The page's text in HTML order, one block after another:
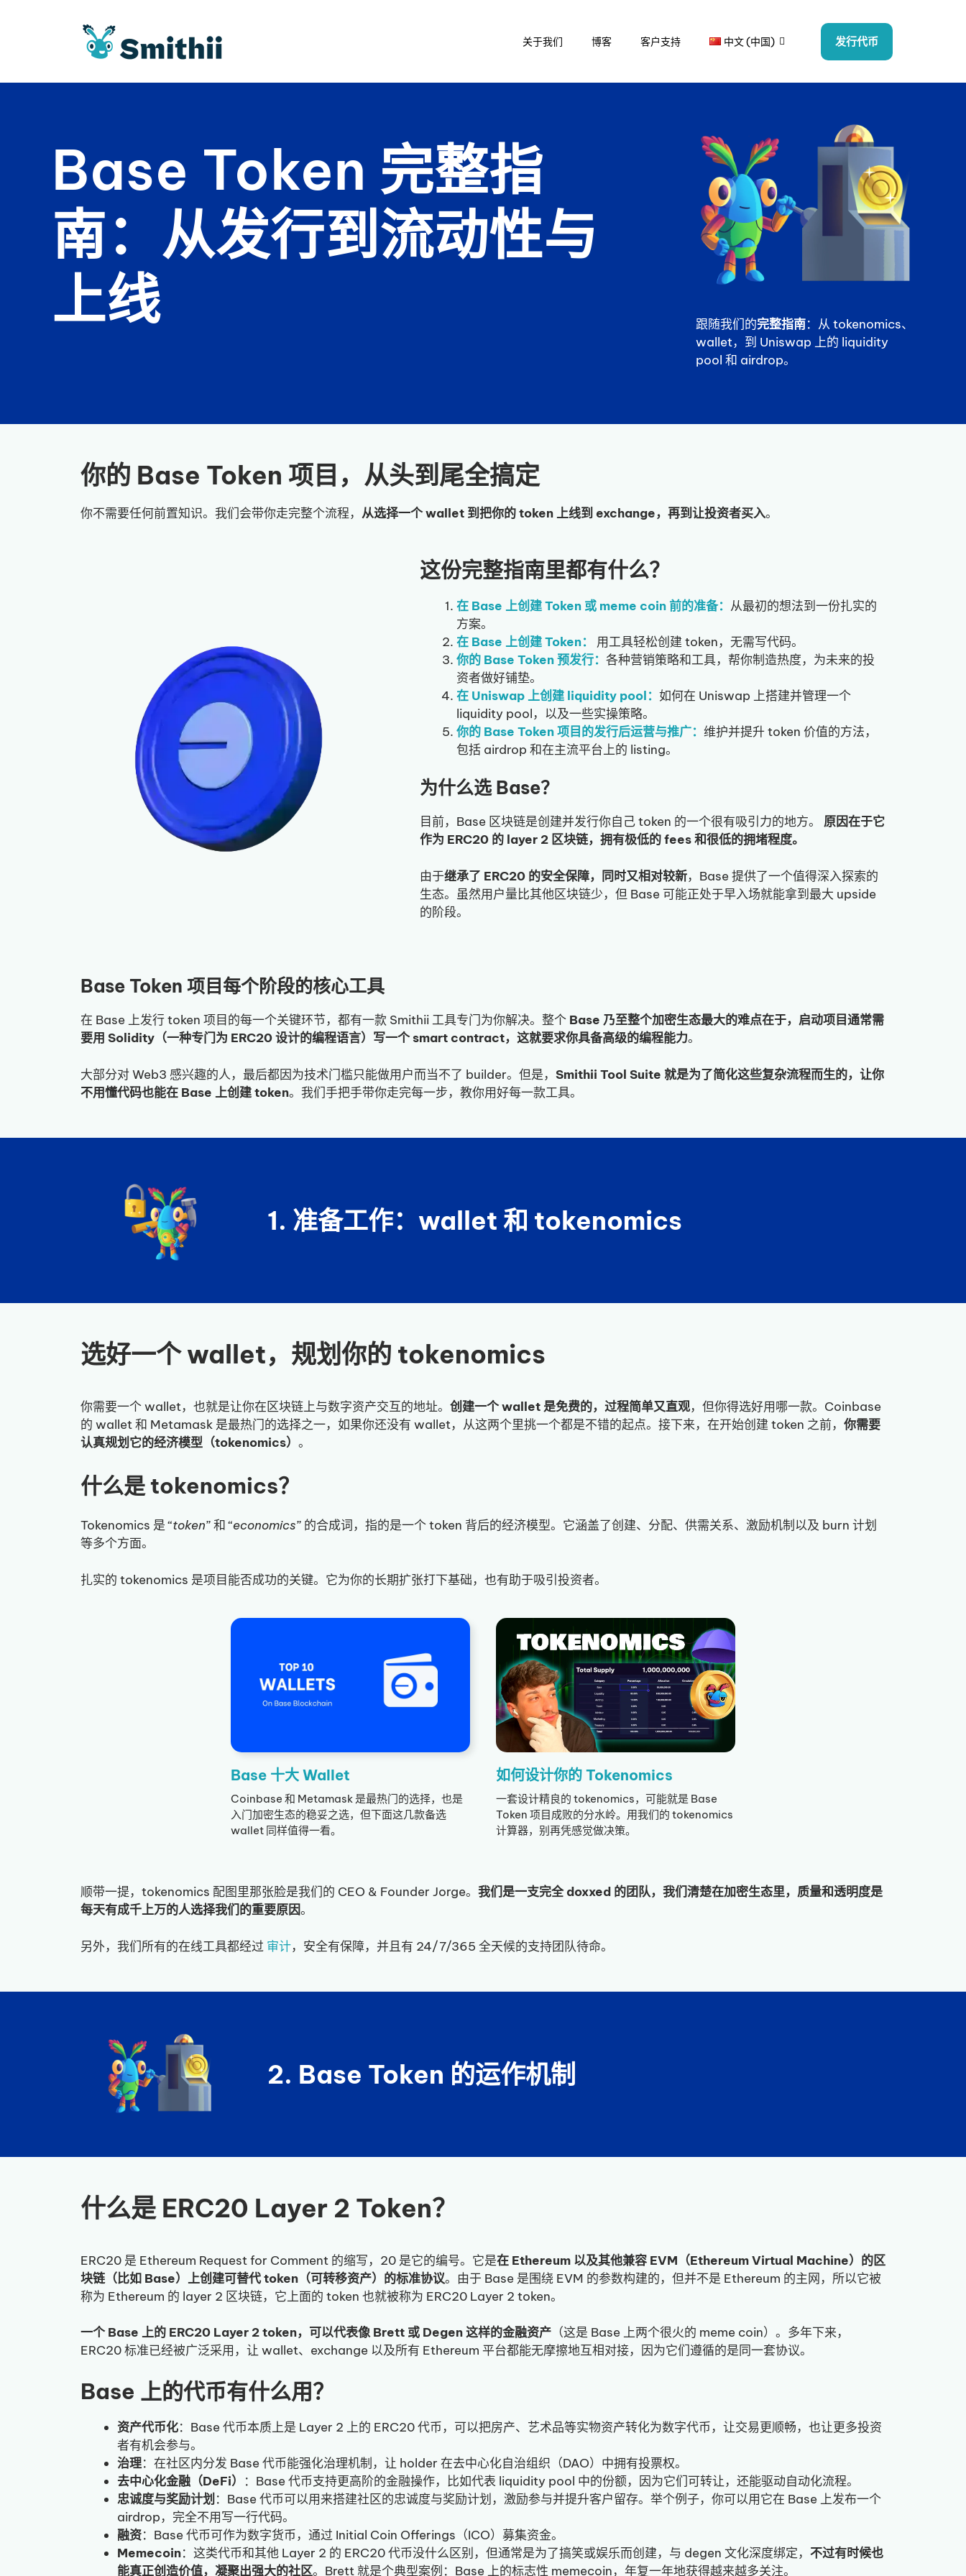
关于我们 博客 客户支持 中文 (中国) 发行代币
Base Token 完整指
南：从发行到流动性与
上线
跟随我们的完整指南：从 tokenomics、
wallet，到 Uniswap 上的 liquidity
pool 和 airdrop。
你的 Base Token 项目，从头到尾全搞定
你不需要任何前置知识。我们会带你走完整个流程， 从选择一个 wallet 到把你的 token 上线到 exchange，再到让投资者买入。
这份完整指南里都有什么？
在 Base 上创建 Token 或 meme coin 前的准备： 从最初的想法到一份扎实的
方案。
在 Base 上创建 Token：
用工具轻松创建 token，无需写代码。
你的 Base Token 预发行： 各种营销策略和工具，帮你制造热度，为未来的投
资者做好铺垫。
在 Uniswap 上创建 liquidity pool： 如何在 Uniswap 上搭建并管理一个
liquidity pool，以及一些实操策略。
你的 Base Token 项目的发行后运营与推广： 维护并提升 token 价值的方法，
包括 airdrop 和在主流平台上的 listing。
为什么选 Base？
目前，Base 区块链是创建并发行你自己 token 的一个很有吸引力的地方。 原因在于它
作为 ERC20 的 layer 2 区块链，拥有极低的 fees 和很低的拥堵程度。
由于继承了 ERC20 的安全保障，同时又相对较新，Base 提供了一个值得深入探索的
生态。虽然用户量比其他区块链少，但 Base 可能正处于早入场就能拿到最大 upside
的阶段。
Base Token 项目每个阶段的核心工具
在 Base 上发行 token 项目的每一个关键环节，都有一款 Smithii 工具专门为你解决。整个 Base 乃至整个加密生态最大的难点在于，启动项目通常需
要用 Solidity（一种专门为 ERC20 设计的编程语言）写一个 smart contract，这就要求你具备高级的编程能力。
大部分对 Web3 感兴趣的人，最后都因为技术门槛只能做用户而当不了 builder。但是， Smithii Tool Suite 就是为了简化这些复杂流程而生的，让你
不用懂代码也能在 Base 上创建 token。我们手把手带你走完每一步，教你用好每一款工具。
1. 准备工作：wallet 和 tokenomics
选好一个 wallet，规划你的 tokenomics
你需要一个 wallet，也就是让你在区块链上与数字资产交互的地址。 创建一个 wallet 是免费的，过程简单又直观，但你得选好用哪一款。Coinbase
的 wallet 和 Metamask 是最热门的选择之一，如果你还没有 wallet，从这两个里挑一个都是不错的起点。接下来，在开始创建 token 之前， 你需要
认真规划它的经济模型（tokenomics） 。
什么是 tokenomics？
Tokenomics 是 “token” 和 “economics” 的合成词，指的是一个 token 背后的经济模型。它涵盖了创建、分配、供需关系、激励机制以及 burn 计划
等多个方面。
扎实的 tokenomics 是项目能否成功的关键。它为你的长期扩张打下基础，也有助于吸引投资者。
Base 十大 Wallet
Coinbase 和 Metamask 是最热门的选择，也是
入门加密生态的稳妥之选，但下面这几款备选
wallet 同样值得一看。
如何设计你的 Tokenomics
一套设计精良的 tokenomics，可能就是 Base
Token 项目成败的分水岭。用我们的 tokenomics
计算器，别再凭感觉做决策。
顺带一提，tokenomics 配图里那张脸是我们的 CEO & Founder Jorge。 我们是一支完全 doxxed 的团队，我们清楚在加密生态里，质量和透明度是
每天有成千上万的人选择我们的重要原因。
另外，我们所有的在线工具都经过 审计，安全有保障，并且有 24/7/365 全天候的支持团队待命。
2. Base Token 的运作机制
什么是 ERC20 Layer 2 Token？
ERC20 是 Ethereum Request for Comment 的缩写，20 是它的编号。它是在 Ethereum 以及其他兼容 EVM（Ethereum Virtual Machine）的区
块链（比如 Base）上创建可替代 token（可转移资产）的标准协议。由于 Base 是围绕 EVM 的参数构建的，但并不是 Ethereum 的主网，所以它被
称为 Ethereum 的 layer 2 区块链，它上面的 token 也就被称为 ERC20 Layer 2 token。
一个 Base 上的 ERC20 Layer 2 token，可以代表像 Brett 或 Degen 这样的金融资产 （这是 Base 上两个很火的 meme coin）。多年下来，
ERC20 标准已经被广泛采用，让 wallet、exchange 以及所有 Ethereum 平台都能无摩擦地互相对接，因为它们遵循的是同一套协议。
Base 上的代币有什么用？
资产代币化：Base 代币本质上是 Layer 2 上的 ERC20 代币，可以把房产、艺术品等实物资产转化为数字代币，让交易更顺畅，也让更多投资
者有机会参与。
治理：在社区内分发 Base 代币能强化治理机制，让 holder 在去中心化自治组织（DAO）中拥有投票权。
去中心化金融（DeFi）
：Base 代币支持更高阶的金融操作，比如代表 liquidity pool 中的份额，因为它们可转让，还能驱动自动化流程。
忠诚度与奖励计划 ：Base 代币可以用来搭建社区的忠诚度与奖励计划，激励参与并提升客户留存。举个例子，你可以用它在 Base 上发布一个
airdrop，完全不用写一行代码。
融资：Base 代币可作为数字货币，通过 Initial Coin Offerings（ICO）募集资金。
Memecoin：这类代币和其他 Layer 2 的 ERC20 代币没什么区别，但通常是为了搞笑或娱乐而创建，与 degen 文化深度绑定， 不过有时候也
能真正创造价值，凝聚出强大的社区。Brett 就是个典型案例：Base 上的标志性 memecoin，年复一年地获得越来越多关注。